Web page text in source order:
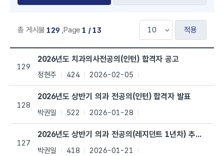
총 게시물 129 ,Page 1 / 13 적용
주요 공지사항 목록으로 번호, 제목, 작성자, 조회수,등록일, 첨부파일로 나열
129
2026년도 치과의사전공의(인턴) 합격자 공고
정현주 424 2026-02-05
128
2026년도 상반기 의과 전공의(인턴) 합격자 발표
박권일 522 2026-01-28
127
2026년도 상반기 의과 전공의(레지던트 1년차) 추가모집
박권일 418 2026-01-21